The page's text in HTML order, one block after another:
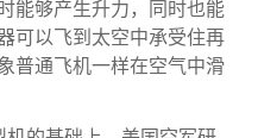
能够产生升力，同时也能
可以飞到太空中承受住再
普通飞机一样在空气中滑